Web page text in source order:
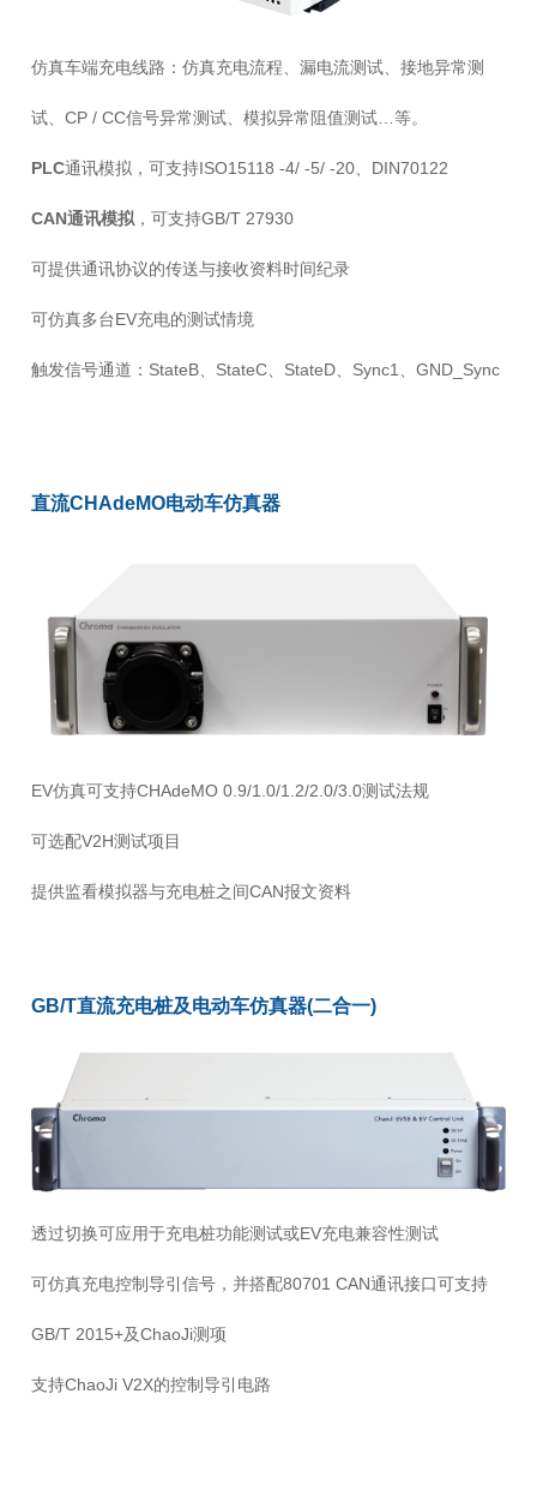
仿真车端充电线路：仿真充电流程、漏电流测试、接地异常测
试、CP / CC信号异常测试、模拟异常阻值测试…等。
PLC通讯模拟，可支持ISO15118 -4/ -5/ -20、DIN70122
CAN通讯模拟 ，可支持GB/T 27930
可提供通讯协议的传送与接收资料时间纪录
可仿真多台EV充电的测试情境
触发信号通道：StateB、StateC、StateD、Sync1、GND_Sync
直流CHAdeMO电动车仿真器
EV仿真可支持CHAdeMO 0.9/1.0/1.2/2.0/3.0测试法规
可选配V2H测试项目
提供监看模拟器与充电桩之间CAN报文资料
GB/T直流充电桩及电动车仿真器(二合一)
透过切换可应用于充电桩功能测试或EV充电兼容性测试
可仿真充电控制导引信号，并搭配80701 CAN通讯接口可支持
GB/T 2015+及ChaoJi测项
支持ChaoJi V2X的控制导引电路